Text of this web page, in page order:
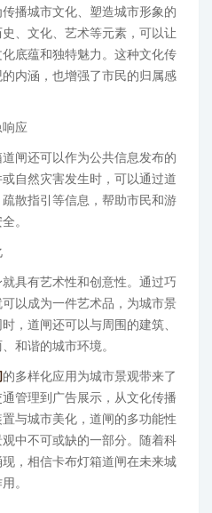
城市文化、塑造城市形象的
、文化、艺术等元素，可以让
底蕴和独特魅力。这种文化传
内涵，也增强了市民的归属感
应
还可以作为公共信息发布的
自然灾害发生时，可以通过道
散指引等信息，帮助市民和游
。
有艺术性和创意性。通过巧
以成为一件艺术品，为城市景
，道闸还可以与周围的建筑、
和谐的城市环境。
的多样化应用为城市景观带来了
管理到广告展示，从文化传播
与城市美化，道闸的多功能性
中不可或缺的一部分。随着科
，相信卡布灯箱道闸在未来城
。